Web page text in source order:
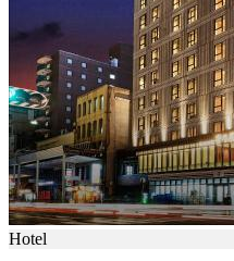
Hotel